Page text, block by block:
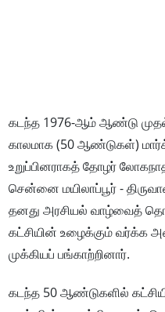
கடந்த 1976-ஆம் ஆண்டு
காலமாக (50 ஆண்டுகள்)
உறுப்பினராகத் தோழர்
சென்னை மயிலாப்பூர் -
தனது அரசியல் வாழ்வைத்
கட்சியின் உழைக்கும் வர்க்க
முக்கியப் பங்காற்றினார்.
கடந்த 50 ஆண்டுகளில்